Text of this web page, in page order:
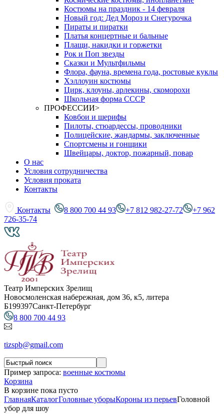
Костюмы на праздник - 14 февраля
Новый год: Дед Мороз и Снегурочка
Пираты и пиратки
Платья концертные и бальные
Плащи, накидки и горжетки
Рок и Поп звезды
Сказки и Мультфильмы
Флора, фауна, времена года, ростовые куклы
Хэллоуин костюмы
Цирк, клоуны, арлекины, скоморохи
Школьная форма СССР
ПРОФЕССИИ>
Ковбои и шерифы
Пилоты, стюардессы, проводники
Полицейские, жандармы, заключенные
Спортсмены и гонщики
Швейцары, доктор, пожарный, повар
О нас
Условия сотрудничества
Условия проката
Контакты
Контакты 8 800 700 44 93 +7 812 982-27-72
+7 962
726-35-74
Театр Имперских Зрелищ
Новосмоленская набережная, дом 36, к5, литера
Б199397Санкт-Петербург
8 800 700 44 93
tizspb@gmail.com
Пример запроса: военные костюмы
Корзина
В корзине пока пусто
ГлавнаяКаталогГоловные уборыКороны из перьевГоловной
убор для шоу